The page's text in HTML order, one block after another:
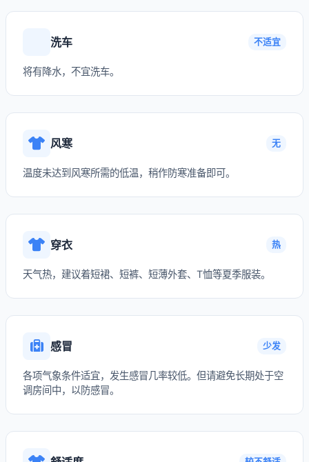
洗车 不适宜
将有降水，不宜洗车。
风寒 无
温度未达到风寒所需的低温，稍作防寒准备即可。
穿衣 热
天气热，建议着短裙、短裤、短薄外套、T恤等夏季服装。
感冒 少发
各项气象条件适宜，发生感冒几率较低。但请避免长期处于空
调房间中，以防感冒。